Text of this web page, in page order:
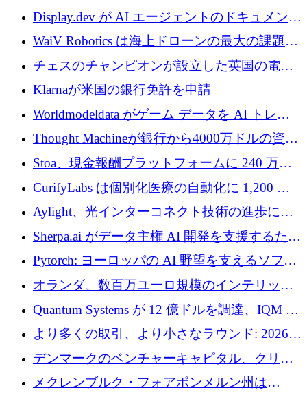
810万ポンドを確保
Display.dev が AI エージェントのドキュメント
コラボレーションを強化するために 47 万ユー
WaiV Robotics は海上ドローンの最大の課題の
1 つをどのように解決しているか
チェスのチャンピオンが設立した英国の電池
材料スタートアップ TaiSan が 465 万ポンドを
Klarnaが米国の銀行免許を申請
Worldmodeldata がゲーム データを AI トレー
ニングに変えるために 700 万ポンドを獲得
Thought Machineが銀行から4000万ドルの資金
調達、年間収益1億ドルを突破
Stoa、現金報酬プラットフォームに 240 万ド
ルを確保
CurifyLabs は個別化医療の自動化に 1,200 万
ユーロを寄付
Aylight、光インターコネクト技術の進歩に向
けて450万ユーロのプレシードラウンドを終了
Sherpa.ai がデータ主権 AI 開発を支援するため
に 1,800 万ドルを調達
Pytorch: ヨーロッパの AI 野望を支えるソフト
ウェア層
オランダ、数百万ユーロ規模のインテリック
との提携で軍用ドローンにソフトウェアファ
ースト戦略を採用
Quantum Systems が 12 億ドルを調達、IQM が
米国の主要取引所で初の欧州量子企業とな
る、6 月に欧州のスタートアップ資金調達
より多くの取引、より小さなラウンド: 2026
年 6 月に欧州のスタートアップ資金調達
デンマークのベンチャーキャピタル、クリメ
ンタム・キャピタルが気候変動対策ハードウ
ェア投資として初回クローズで6,000万ユーロ
メクレンブルク・フォアポンメルン州は